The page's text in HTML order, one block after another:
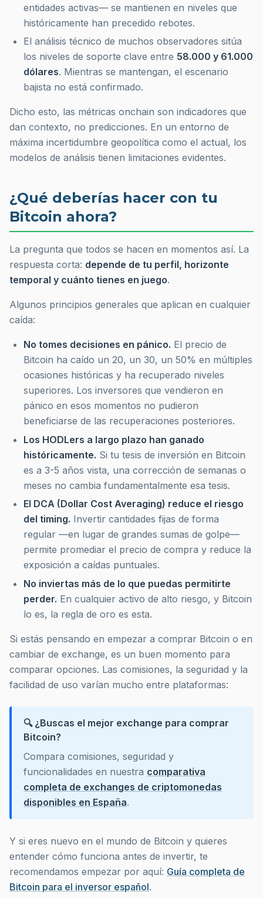
entidades activas— se mantienen en niveles que
históricamente han precedido rebotes.
El análisis técnico de muchos observadores sitúa
los niveles de soporte clave entre 58.000 y 61.000
dólares. Mientras se mantengan, el escenario
bajista no está confirmado.
Dicho esto, las métricas onchain son indicadores que
dan contexto, no predicciones. En un entorno de
máxima incertidumbre geopolítica como el actual, los
modelos de análisis tienen limitaciones evidentes.
¿Qué deberías hacer con tu
Bitcoin ahora?
La pregunta que todos se hacen en momentos así. La
respuesta corta: depende de tu perfil, horizonte
temporal y cuánto tienes en juego.
Algunos principios generales que aplican en cualquier
caída:
No tomes decisiones en pánico. El precio de
Bitcoin ha caído un 20, un 30, un 50% en múltiples
ocasiones históricas y ha recuperado niveles
superiores. Los inversores que vendieron en
pánico en esos momentos no pudieron
beneficiarse de las recuperaciones posteriores.
Los HODLers a largo plazo han ganado
históricamente. Si tu tesis de inversión en Bitcoin
es a 3-5 años vista, una corrección de semanas o
meses no cambia fundamentalmente esa tesis.
El DCA (Dollar Cost Averaging) reduce el riesgo
del timing. Invertir cantidades fijas de forma
regular —en lugar de grandes sumas de golpe—
permite promediar el precio de compra y reduce la
exposición a caídas puntuales.
No inviertas más de lo que puedas permitirte
perder. En cualquier activo de alto riesgo, y Bitcoin
lo es, la regla de oro es esta.
Si estás pensando en empezar a comprar Bitcoin o en
cambiar de exchange, es un buen momento para
comparar opciones. Las comisiones, la seguridad y la
facilidad de uso varían mucho entre plataformas:
🔍 ¿Buscas el mejor exchange para comprar
Bitcoin?
Compara comisiones, seguridad y
funcionalidades en nuestra comparativa
completa de exchanges de criptomonedas
disponibles en España.
Y si eres nuevo en el mundo de Bitcoin y quieres
entender cómo funciona antes de invertir, te
recomendamos empezar por aquí: Guía completa de
Bitcoin para el inversor español.